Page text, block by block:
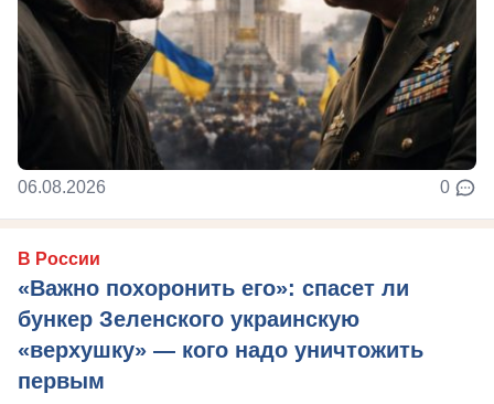
06.08.2026 0
В России
«Важно похоронить его»: спасет ли
бункер Зеленского украинскую
«верхушку» — кого надо уничтожить
первым